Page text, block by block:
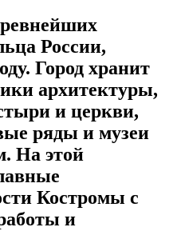
России,
Город хранит
архитектуры,
и церкви,
ряды и музеи
На этой
Костромы с
и